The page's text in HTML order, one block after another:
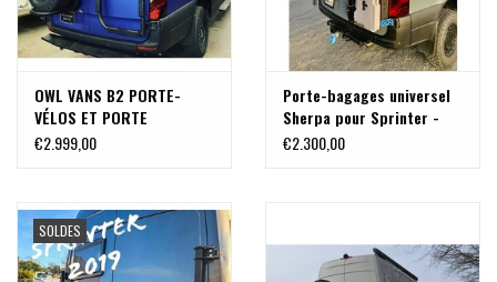
OWL VANS B2 PORTE-
VÉLOS ET PORTE
UNIVERSEL POUR
€2.999,00
Porte-bagages universel
Sherpa pour Sprinter -
907 /VS30
€2.300,00
SOLDES